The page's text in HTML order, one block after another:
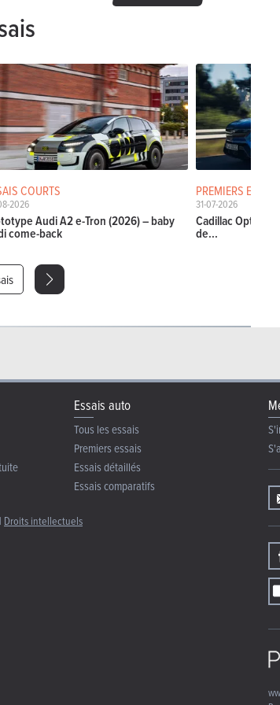
COURTS
2026
Audi A2 e-Tron (2026) – baby
come-back
PREMIERS ESSAIS
31-07-2026
Cadillac Optiq
de...
Essais auto
Tous les essais
Premiers essais
Essais détaillés
Essais comparatifs
| Droits intellectuels